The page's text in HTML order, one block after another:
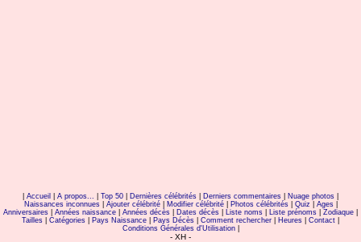
Accueil A propos... Top 50 Dernières célébrités Derniers commentaires Nuage photos
Naissances inconnues| Ajouter célébrité| Modifier célébrité| Photos célébrités| Quiz Ages|
Anniversaires
Années naissance Années décès Dates décès Liste noms Liste prénoms Zodiaque
Tailles
Catégories Pays Naissance Pays Décès Comment rechercher Heures Contact
Conditions Générales d'Utilisation|
- XH -